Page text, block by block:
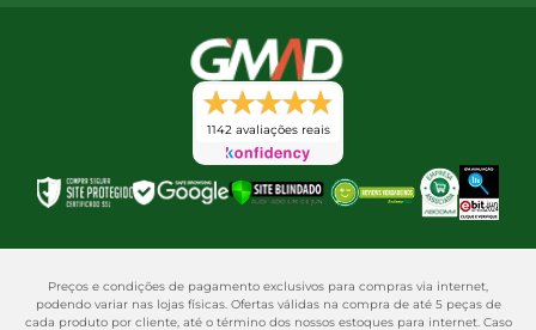
1142 avaliações reais
Preços e condições de pagamento exclusivos para compras via internet,
podendo variar nas lojas físicas. Ofertas válidas na compra de até 5 peças de
cada produto por cliente, até o término dos nossos estoques para internet. Caso